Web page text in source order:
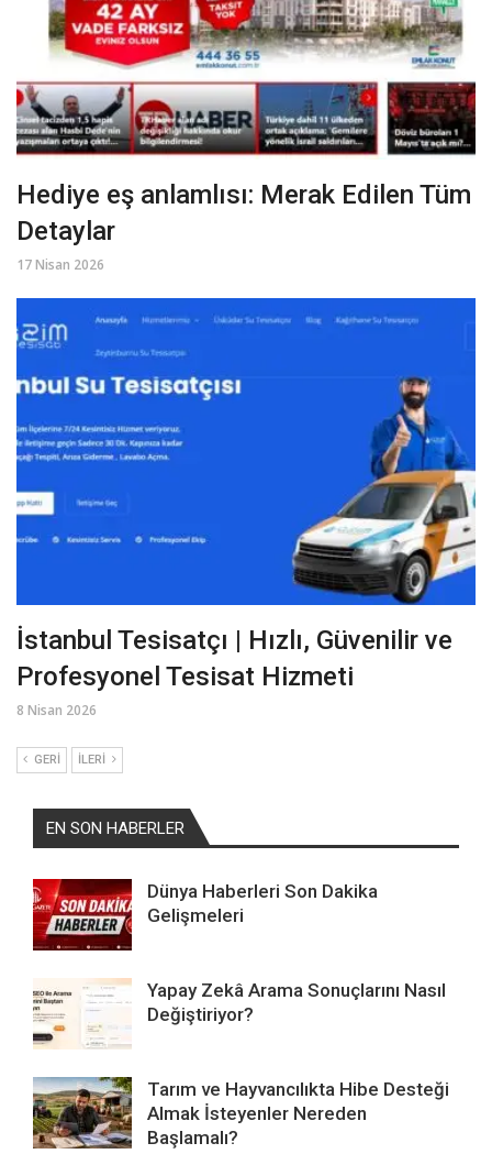
Hediye eş anlamlısı: Merak Edilen Tüm
Detaylar
17 Nisan 2026
İstanbul Tesisatçı | Hızlı, Güvenilir ve
Profesyonel Tesisat Hizmeti
8 Nisan 2026
GERI İLERI
EN SON HABERLER
Dünya Haberleri Son Dakika
Gelişmeleri
Yapay Zekâ Arama Sonuçlarını Nasıl
Değiştiriyor?
Tarım ve Hayvancılıkta Hibe Desteği
Almak İsteyenler Nereden
Başlamalı?